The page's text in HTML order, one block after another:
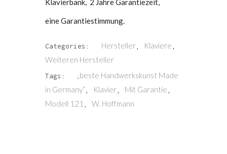
Klavierbank, 2 Jahre Garantiezeit,
eine Garantiestimmung.
Categories: Hersteller Klaviere
Weiteren Hersteller
Tags:
„beste Handwerkskunst Made
in Germany“
Klavier Mit Garantie
Modell 121 W. Hoffmann